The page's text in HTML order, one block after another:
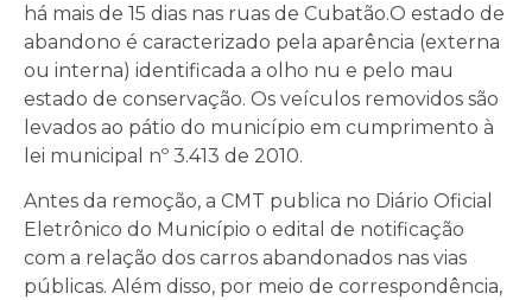
há mais de 15 dias nas ruas de Cubatão.O estado de
abandono é caracterizado pela aparência (externa
ou interna) identificada a olho nu e pelo mau
estado de conservação. Os veículos removidos são
levados ao pátio do município em cumprimento à
lei municipal nº 3.413 de 2010.
Antes da remoção, a CMT publica no Diário Oficial
Eletrônico do Município o edital de notificação
com a relação dos carros abandonados nas vias
públicas. Além disso, por meio de correspondência,